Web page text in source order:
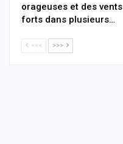
orageuses et des vents
forts dans plusieurs…
<<< >>>